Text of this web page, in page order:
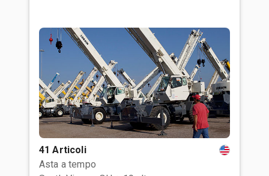
41 Articoli
Asta a tempo